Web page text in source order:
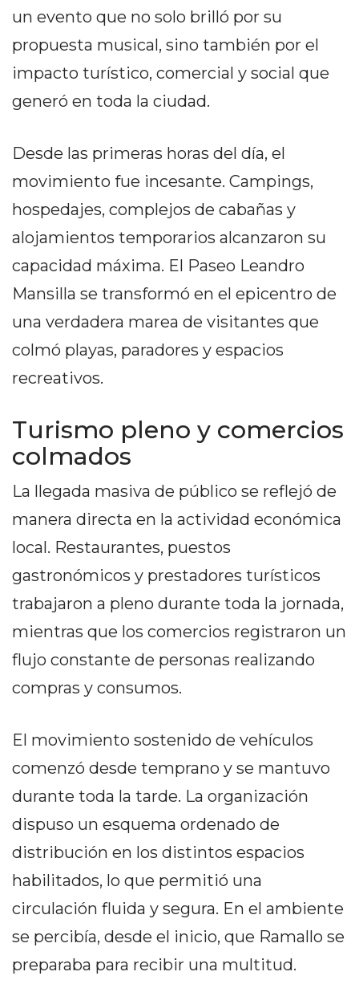
CHANGUITO.COM.AR VS
OTRAS PLATAFORMAS DE
VENTA POR WHATSAPP
CÓMO RECIBIR PEDIDOS
WHATSAPP: LA GUÍA
DEFINITIVA PARA
RESTAURANTES Y
DELIVERIES
CÓMO ORGANIZAR LOS
AYUDA
TÉRMINOS
Y
DE
PRIVACIDAD
MAPA
SITIO
TAPA
DIARIO
REPORTERO
DIARIO
DE
MEDIOS
PUBLICITÁ
un evento que no solo brilló por su
propuesta musical, sino también por el
impacto turístico, comercial y social que
generó en toda la ciudad.
Desde las primeras horas del día, el
movimiento fue incesante. Campings,
hospedajes, complejos de cabañas y
alojamientos temporarios alcanzaron su
capacidad máxima. El Paseo Leandro
Mansilla se transformó en el epicentro de
una verdadera marea de visitantes que
colmó playas, paradores y espacios
recreativos.
Turismo pleno y comercios
colmados
La llegada masiva de público se reflejó de
manera directa en la actividad económica
local. Restaurantes, puestos
gastronómicos y prestadores turísticos
trabajaron a pleno durante toda la jornada,
mientras que los comercios registraron un
flujo constante de personas realizando
compras y consumos.
El movimiento sostenido de vehículos
comenzó desde temprano y se mantuvo
durante toda la tarde. La organización
dispuso un esquema ordenado de
distribución en los distintos espacios
habilitados, lo que permitió una
circulación fluida y segura. En el ambiente
se percibía, desde el inicio, que Ramallo se
preparaba para recibir una multitud.